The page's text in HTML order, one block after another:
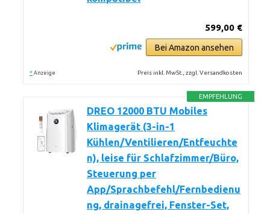
599,00 €
Bei Amazon ansehen
* Anzeige Preis inkl. MwSt., zzgl. Versandkosten
EMPFEHLUNG
DREO 12000 BTU Mobiles
Klimagerät (3-in-1
Kühlen/Ventilieren/Entfeuchte
n), leise für Schlafzimmer/Büro,
Steuerung per
App/Sprachbefehl/Fernbedienu
ng, drainagefrei, Fenster-Set,